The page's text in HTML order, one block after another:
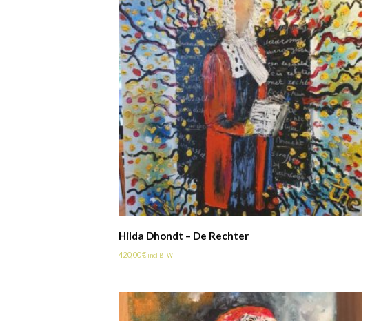
Hilda Dhondt – De Rechter
420,00€incl BTW